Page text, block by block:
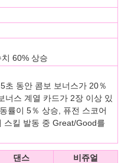
60% 상승
초 동안 콤보 보너스가 20％
너스 계열 카드가 2장 이상 있
률이 5％ 상승, 퓨전 스코어
스킬 발동 중 Great/Good를
댄스
비쥬얼